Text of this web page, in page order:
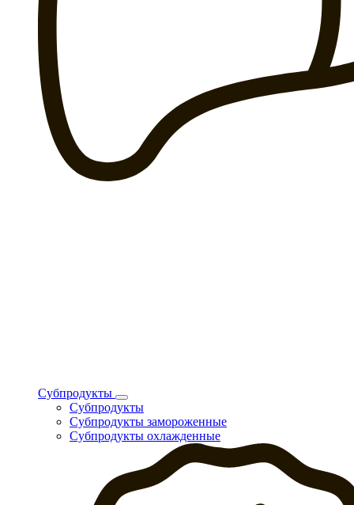
Субпродукты
Субпродукты
Субпродукты замороженные
Субпродукты охлажденные